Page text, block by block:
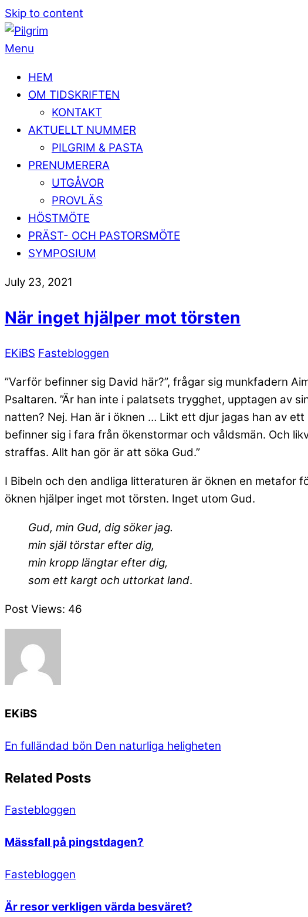
Skip to content
Menu
HEM
OM TIDSKRIFTEN
KONTAKT
AKTUELLT NUMMER
PILGRIM & PASTA
PRENUMERERA
UTGÅVOR
PROVLÄS
HÖSTMÖTE
PRÄST- OCH PASTORSMÖTE
SYMPOSIUM
July 23, 2021
När inget hjälper mot törsten
EKiBS Fastebloggen
”Varför befinner sig David här?”, frågar sig munkfadern
Psaltaren. ”Är han inte i palatsets trygghet, upptagen av
natten? Nej. Han är i öknen … Likt ett djur jagas han av
befinner sig i fara från ökenstormar och våldsmän. Och
straffas. Allt han gör är att söka Gud.”
I Bibeln och den andliga litteraturen är öknen en metafor
öknen hjälper inget mot törsten. Inget utom Gud.
Gud, min Gud, dig söker jag.
min själ törstar efter dig,
min kropp längtar efter dig,
som ett kargt och uttorkat land.
Post Views: 46
EKiBS
En fulländad bön Den naturliga heligheten
Related Posts
Fastebloggen
Mässfall på pingstdagen?
Fastebloggen
Är resor verkligen värda besväret?